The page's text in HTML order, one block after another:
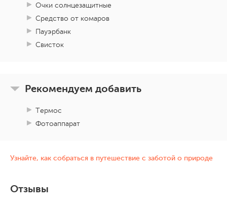
Очки солнцезащитные
Средство от комаров
Пауэрбанк
Свисток
Рекомендуем добавить
Термос
Фотоаппарат
Узнайте, как собраться в путешествие с заботой о природе
Отзывы